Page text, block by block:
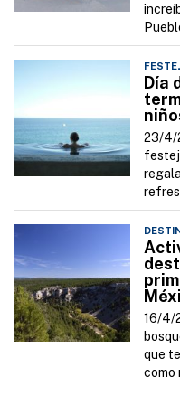
Día
23/
16/4/
que
como